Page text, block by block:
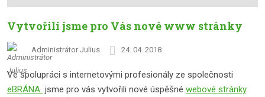
Vytvořili jsme pro Vás nové www stránky
Administrátor Julius 24. 04. 2018
Ve spolupráci s internetovými profesionály ze společnosti
eBRÁNA jsme pro vás vytvořili nové úspěšné webové stránky.